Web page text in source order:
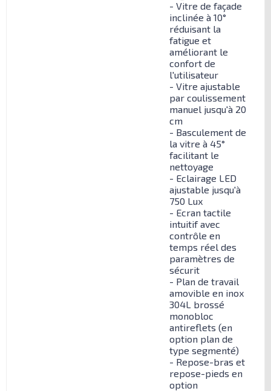
- Vitre de façade
inclinée à 10°
réduisant la
fatigue et
améliorant le
confort de
l'utilisateur
- Vitre ajustable
par coulissement
manuel jusqu'à 20
cm
- Basculement de
la vitre à 45°
facilitant le
nettoyage
- Eclairage LED
ajustable jusqu'à
750 Lux
- Ecran tactile
intuitif avec
contrôle en
temps réel des
paramètres de
sécurit
- Plan de travail
amovible en inox
304L brossé
monobloc
antireflets (en
option plan de
type segmenté)
- Repose-bras et
repose-pieds en
option